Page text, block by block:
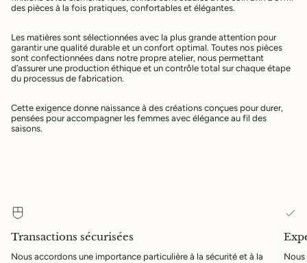
des pièces à la fois pratiques, confortables et élégantes.
Les matières sont sélectionnées avec la plus grande attention pour
garantir une qualité durable et un confort optimal. Toutes nos pièces
sont confectionnées dans notre propre atelier, nous permettant
d’assurer une production éthique et un contrôle total sur chaque étape
du processus de fabrication.
Cette exigence donne naissance à des créations conçues pour durer,
pensées pour accompagner les femmes avec élégance au fil des
saisons.
Transactions sécurisées
Nous accordons une importance particulière à la sécurité et à la